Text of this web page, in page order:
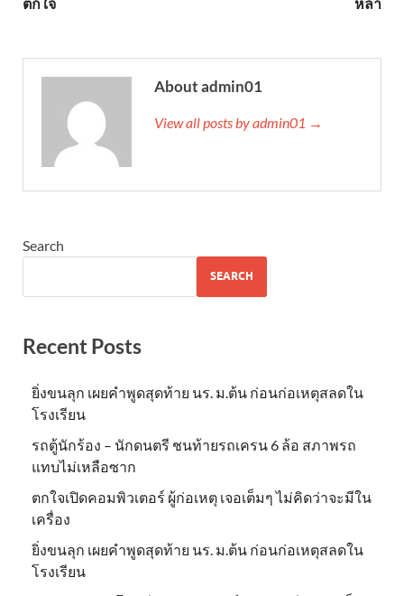
About admin01
View all posts by admin01 →
Search
SEARCH
Recent Posts
ยิ่งขนลุก เผยคำพูดสุดท้าย นร. ม.ต้น ก่อนก่อเหตุสลดใน
โรงเรียน
รถตู้นักร้อง – นักดนตรี ชนท้ายรถเครน 6 ล้อ สภาพรถ
แทบไม่เหลือซาก
ตกใจเปิดคอมพิวเตอร์ ผู้ก่อเหตุ เจอเต็มๆ ไม่คิดว่าจะมีใน
เครื่อง
ยิ่งขนลุก เผยคำพูดสุดท้าย นร. ม.ต้น ก่อนก่อเหตุสลดใน
โรงเรียน